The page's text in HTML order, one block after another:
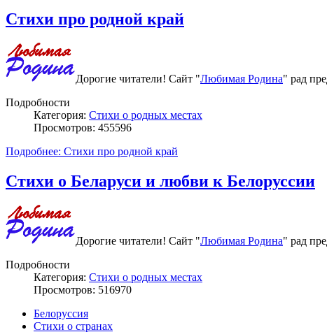
Стихи про родной край
Дорогие читатели! Сайт "Любимая Родина" рад
Подробности
Категория: Стихи о родных местах
Просмотров: 455596
Подробнее: Стихи про родной край
Стихи о Беларуси и любви к Белоруссии
Дорогие читатели! Сайт "Любимая Родина" рад
Подробности
Категория: Стихи о родных местах
Просмотров: 516970
Белоруссия
Стихи о странах